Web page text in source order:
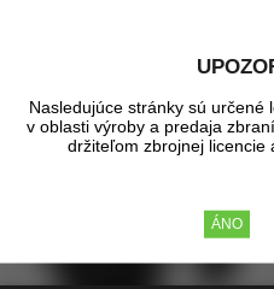
Nasledujúce stránky sú
v oblasti výroby a predaja
držiteľom zbrojnej licencie